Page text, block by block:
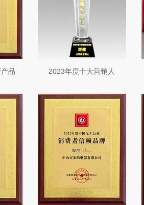
品 2023年度十大营销人